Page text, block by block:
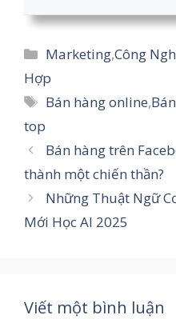
Danh
mục
Marketing,Công
Hợp
Thẻ
Bán hàng online,
top
Bán hàng trên
thành một chiến thần?
Những Thuật Ngữ
Mới Học AI 2025
Viết một bình luận